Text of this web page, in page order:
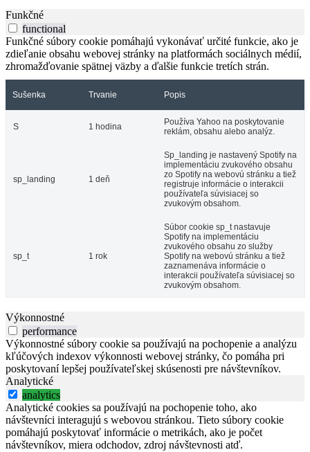
Funkčné
functional
Funkčné súbory cookie pomáhajú vykonávať určité funkcie, ako je
zdieľanie obsahu webovej stránky na platformách sociálnych médií,
zhromažďovanie spätnej väzby a ďalšie funkcie tretích strán.
Sušenka Trvanie Popis
S 1 hodina
Používa Yahoo na poskytovanie
reklám, obsahu alebo analýz.
sp_landing 1 deň
Sp_landing je nastavený Spotify na
implementáciu zvukového obsahu
zo Spotify na webovú stránku a tiež
registruje informácie o interakcii
používateľa súvisiacej so
zvukovým obsahom.
sp_t 1 rok
Súbor cookie sp_t nastavuje
Spotify na implementáciu
zvukového obsahu zo služby
Spotify na webovú stránku a tiež
zaznamenáva informácie o
interakcii používateľa súvisiacej so
zvukovým obsahom.
Výkonnostné
performance
Výkonnostné súbory cookie sa používajú na pochopenie a analýzu
kľúčových indexov výkonnosti webovej stránky, čo pomáha pri
poskytovaní lepšej používateľskej skúsenosti pre návštevníkov.
Analytické
analytics
Analytické cookies sa používajú na pochopenie toho, ako
návštevníci interagujú s webovou stránkou. Tieto súbory cookie
pomáhajú poskytovať informácie o metrikách, ako je počet
návštevníkov, miera odchodov, zdroj návštevnosti atď.